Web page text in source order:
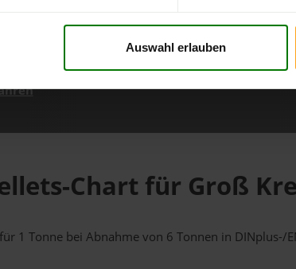
Auswahl erlauben
Chart für Groß
1 Tonne bei Abnahmevon 6 Tonnen in DINplus-/